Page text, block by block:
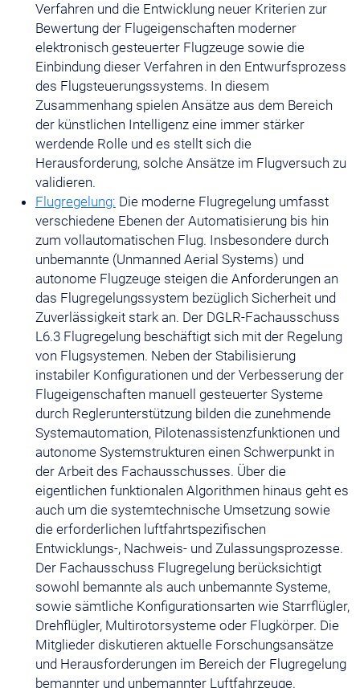
Verfahren und die Entwicklung neuer Kriterien zur
Bewertung der Flugeigenschaften moderner
elektronisch gesteuerter Flugzeuge sowie die
Einbindung dieser Verfahren in den Entwurfsprozess
des Flugsteuerungssystems. In diesem
Zusammenhang spielen Ansätze aus dem Bereich
der künstlichen Intelligenz eine immer stärker
werdende Rolle und es stellt sich die
Herausforderung, solche Ansätze im Flugversuch zu
validieren.
Flugregelung: Die moderne Flugregelung umfasst
verschiedene Ebenen der Automatisierung bis hin
zum vollautomatischen Flug. Insbesondere durch
unbemannte (Unmanned Aerial Systems) und
autonome Flugzeuge steigen die Anforderungen an
das Flugregelungssystem bezüglich Sicherheit und
Zuverlässigkeit stark an. Der DGLR-Fachausschuss
L6.3 Flugregelung beschäftigt sich mit der Regelung
von Flugsystemen. Neben der Stabilisierung
instabiler Konfigurationen und der Verbesserung der
Flugeigenschaften manuell gesteuerter Systeme
durch Reglerunterstützung bilden die zunehmende
Systemautomation, Pilotenassistenzfunktionen und
autonome Systemstrukturen einen Schwerpunkt in
der Arbeit des Fachausschusses. Über die
eigentlichen funktionalen Algorithmen hinaus geht es
auch um die systemtechnische Umsetzung sowie
die erforderlichen luftfahrtspezifischen
Entwicklungs-, Nachweis- und Zulassungsprozesse.
Der Fachausschuss Flugregelung berücksichtigt
sowohl bemannte als auch unbemannte Systeme,
sowie sämtliche Konfigurationsarten wie Starrflügler,
Drehflügler, Multirotorsysteme oder Flugkörper. Die
Mitglieder diskutieren aktuelle Forschungsansätze
und Herausforderungen im Bereich der Flugregelung
bemannter und unbemannter Luftfahrzeuge.